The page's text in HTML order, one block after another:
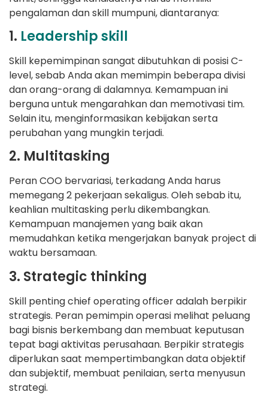
pengalaman dan skill mumpuni, diantaranya:
1. Leadership skill
Skill kepemimpinan sangat dibutuhkan di posisi C-
level, sebab Anda akan memimpin beberapa divisi
dan orang-orang di dalamnya. Kemampuan ini
berguna untuk mengarahkan dan memotivasi tim.
Selain itu, menginformasikan kebijakan serta
perubahan yang mungkin terjadi.
2. Multitasking
Peran COO bervariasi, terkadang Anda harus
memegang 2 pekerjaan sekaligus. Oleh sebab itu,
keahlian multitasking perlu dikembangkan.
Kemampuan manajemen yang baik akan
memudahkan ketika mengerjakan banyak project di
waktu bersamaan.
3. Strategic thinking
Skill penting chief operating officer adalah berpikir
strategis. Peran pemimpin operasi melihat peluang
bagi bisnis berkembang dan membuat keputusan
tepat bagi aktivitas perusahaan. Berpikir strategis
diperlukan saat mempertimbangkan data objektif
dan subjektif, membuat penilaian, serta menyusun
strategi.